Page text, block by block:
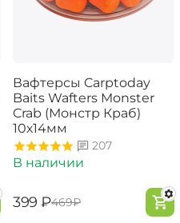
Вафтерсы Carptoday
Baits Wafters Monster
Crab (Монстр Краб)
10х14мм
207
В наличии
‍399‍ ₽‍469‍₽